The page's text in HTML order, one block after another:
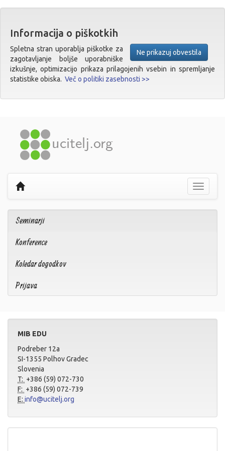
Informacija o piškotkih
Ne prikazuj obvestila
Spletna stran uporablja piškotke za
zagotavljanje boljše uporabniške
izkušnje, optimizacijo prikaza prilagojenih vsebin in spremljanje
statistike obiska. Več o politiki zasebnosti >>
Prikaži
Seminarji
Konference
Koledar dogodkov
Prijava
MIB EDU
Podreber 12a
SI-1355 Polhov Gradec
Slovenia
T: +386 (59) 072-730
F: +386 (59) 072-739
E: info@ucitelj.org